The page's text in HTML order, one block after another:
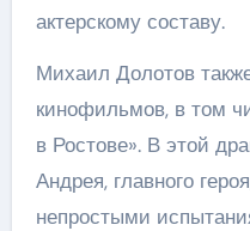
актерскому составу.
Михаил Долотов
кинофильмов, в том
в Ростове». В этой
Андрея, главного
непростыми